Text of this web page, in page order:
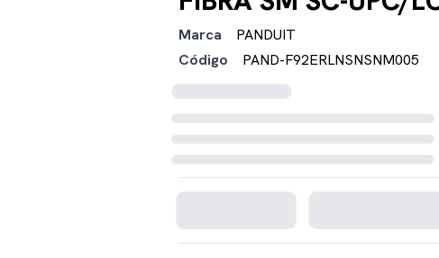
Marca
PANDUIT
Código
PAND-F92ERLNSNSNM005